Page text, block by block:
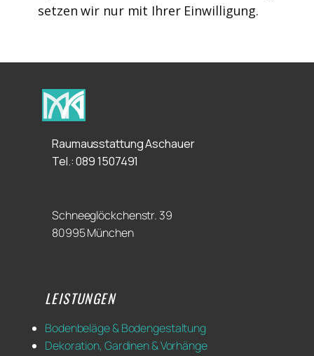
setzen wir nur mit Ihrer Einwilligung.
Raumausstattung Aschauer
Tel.: ​089 1507491
Schneeglöckchenstr. 39
80995 München
LEISTUNGEN
Bodenbeläge & Bodengestaltung
Dekoration, Gardinen & Vorhänge